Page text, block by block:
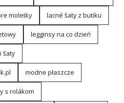
moletky lacné šaty z butiku
legginsy na co dzień
šaty
modne płaszcze
s rolákom